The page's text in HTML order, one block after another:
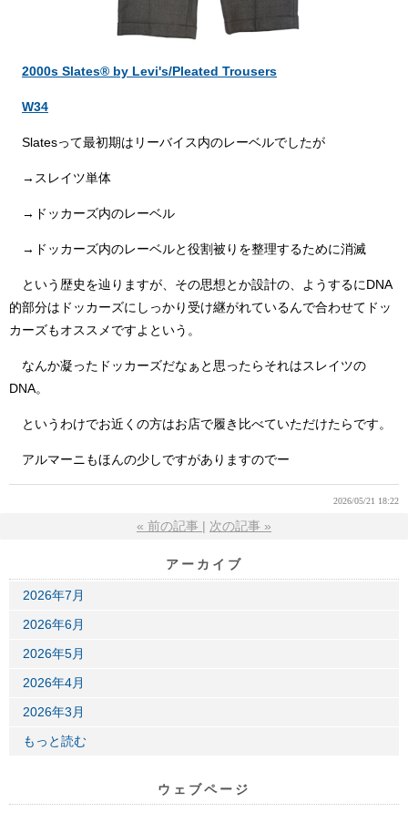
2000s Slates® by Levi's/Pleated Trousers
W34
Slatesって最初期はリーバイス内のレーベルでしたが
→スレイツ単体
→ドッカーズ内のレーベル
→ドッカーズ内のレーベルと役割被りを整理するために消滅
という歴史を辿りますが、その思想とか設計の、ようするにDNA
的部分はドッカーズにしっかり受け継がれているんで合わせてドッ
カーズもオススメですよという。
なんか凝ったドッカーズだなぁと思ったらそれはスレイツの
DNA。
というわけでお近くの方はお店で履き比べていただけたらです。
アルマーニもほんの少しですがありますのでー
2026/05/21 18:22
« 前の記事 次の記事 »
アーカイブ
2026年7月
2026年6月
2026年5月
2026年4月
2026年3月
もっと読む
ウェブページ